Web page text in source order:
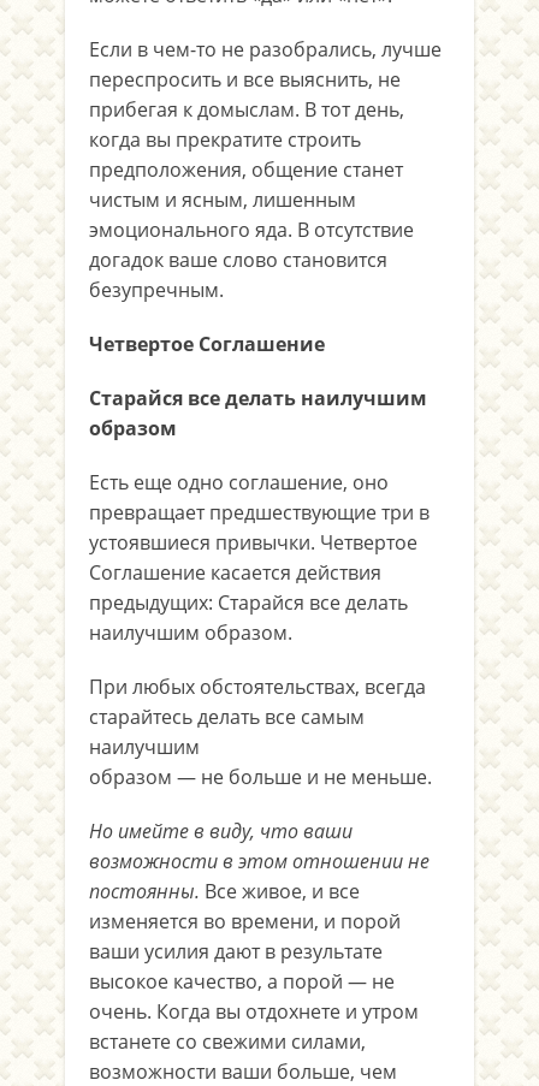
Если в чем-то не разобрались, лучше
переспросить и все выяснить, не
прибегая к домыслам. В тот день,
когда вы прекратите строить
предположения, общение станет
чистым и ясным, лишенным
эмоционального яда. В отсутствие
догадок ваше слово становится
безупречным.
Четвертое Соглашение
Старайся все делать наилучшим
образом
Есть еще одно соглашение, оно
превращает предшествующие три в
устоявшиеся привычки. Четвертое
Соглашение касается действия
предыдущих: Старайся все делать
наилучшим образом.
При любых обстоятельствах, всегда
старайтесь делать все самым
наилучшим
образом — не больше и не меньше.
Но имейте в виду, что ваши
возможности в этом отношении не
постоянны. Все живое, и все
изменяется во времени, и порой
ваши усилия дают в результате
высокое качество, а порой — не
очень. Когда вы отдохнете и утром
встанете со свежими силами,
возможности ваши больше, чем